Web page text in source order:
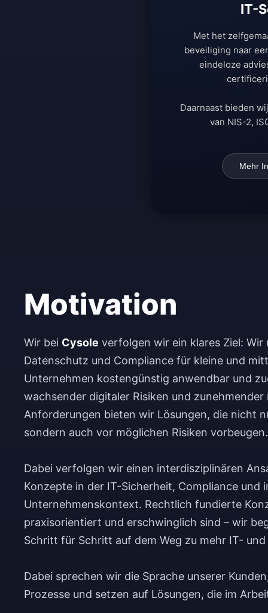
IT-
Met het
beveiliging naar
eindeloze
Daarnaast bieden
van NIS-2,
Mehr
Motivation
Wir bei Cysole verfolgen wir ein klares Ziel:
Datenschutz und Compliance für kleine und
Unternehmen kostengünstig anwendbar und
wachsender digitaler Risiken und
Anforderungen bieten wir Lösungen, die nicht
sondern auch vor möglichen Risiken vorbeugen.
Dabei verfolgen wir einen interdisziplinären
Konzepte in der IT-Sicherheit, Compliance und
Unternehmenskontext. Rechtlich fundierte
praxisorientiert und erschwinglich sind – wir
Schritt für Schritt auf dem Weg zu mehr IT-
Dabei sprechen wir die Sprache unserer
Prozesse und setzen auf Lösungen, die im